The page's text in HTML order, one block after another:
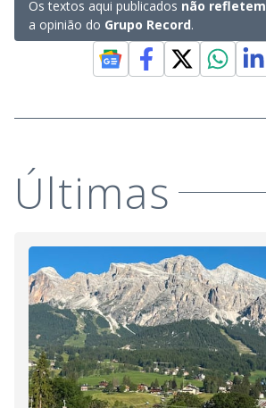
Os textos aqui publicados não refletem
a opinião do Grupo Record.
Últimas